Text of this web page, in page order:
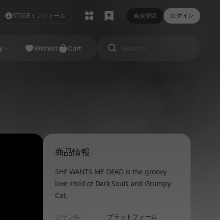
STOVEインストール 会員登録 ログイン
Studio
Wishlist Cart
商品情報
SHE WANTS ME DEAD is the groovy
love child of Dark Souls and Grumpy
Cat.
ジャンル プラットフォーム